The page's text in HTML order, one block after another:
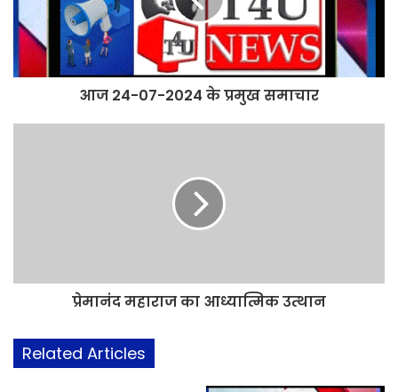
आज 24-07-2024 के प्रमुख समाचार
प्रेमानंद महाराज का आध्यात्मिक उत्थान
Related Articles